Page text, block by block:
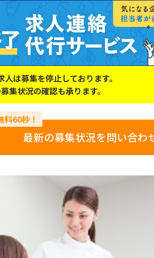
人は募集を停止しております。
集状況の確認も承ります。
最新の募集状況を問い合わ